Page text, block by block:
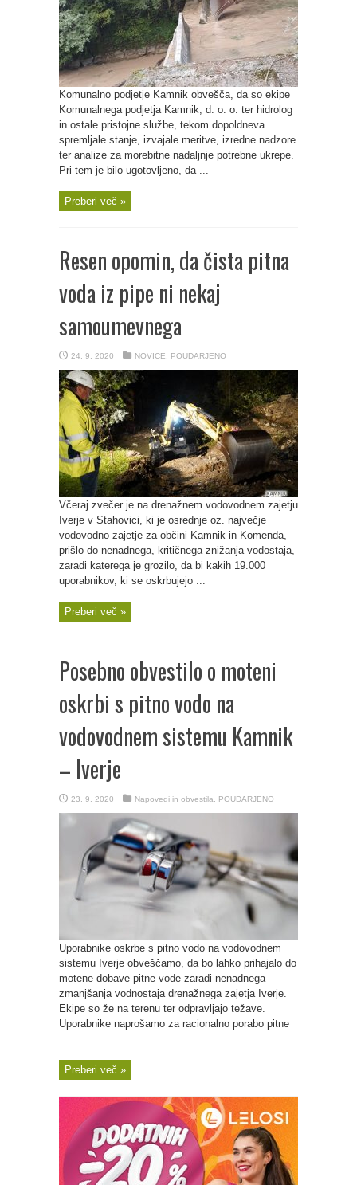
Komunalno podjetje Kamnik obvešča, da so ekipe
Komunalnega podjetja Kamnik, d. o. o. ter hidrolog
in ostale pristojne službe, tekom dopoldneva
spremljale stanje, izvajale meritve, izredne nadzore
ter analize za morebitne nadaljnje potrebne ukrepe.
Pri tem je bilo ugotovljeno, da ...
Preberi več »
Resen opomin, da čista pitna
voda iz pipe ni nekaj
samoumevnega
24. 9. 2020 NOVICE POUDARJENO
Včeraj zvečer je na drenažnem vodovodnem zajetju
Iverje v Stahovici, ki je osrednje oz. največje
vodovodno zajetje za občini Kamnik in Komenda,
prišlo do nenadnega, kritičnega znižanja vodostaja,
zaradi katerega je grozilo, da bi kakih 19.000
uporabnikov, ki se oskrbujejo ...
Preberi več »
Posebno obvestilo o moteni
oskrbi s pitno vodo na
vodovodnem sistemu Kamnik
– Iverje
23. 9. 2020 Napovedi in obvestila POUDARJENO
Uporabnike oskrbe s pitno vodo na vodovodnem
sistemu Iverje obveščamo, da bo lahko prihajalo do
motene dobave pitne vode zaradi nenadnega
zmanjšanja vodnostaja drenažnega zajetja Iverje.
Ekipe so že na terenu ter odpravljajo težave.
Uporabnike naprošamo za racionalno porabo pitne
...
Preberi več »